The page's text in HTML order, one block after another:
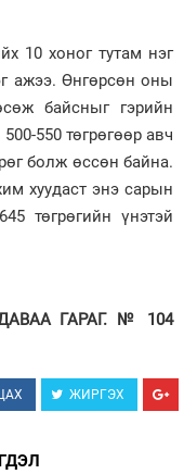
10 хоног тутам нэг
ажээ. Өнгөрсөн оны
байсныг гэрийн
550 төгрөгөөр авч
болж өссөн байна.
хуудаст энэ сарын
төгрөгийн үнэтэй
ГАРАГ. № 104
ЖИРГЭХ